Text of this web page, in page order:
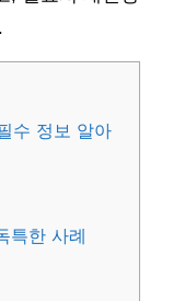
수 정보 알아
특한 사례